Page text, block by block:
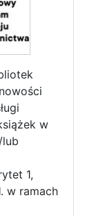
w
1,
w ramach